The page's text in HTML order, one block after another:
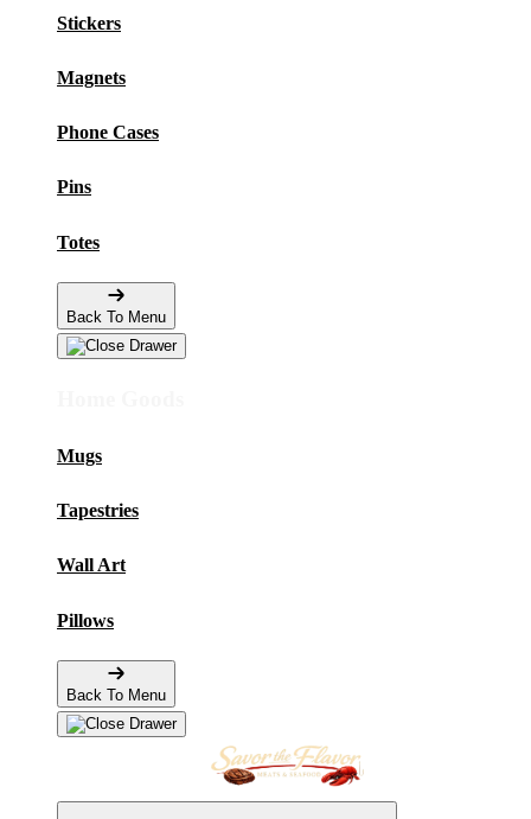
Stickers
Magnets
Phone Cases
Pins
Totes
Back To Menu
Mugs
Tapestries
Wall Art
Pillows
Back To Menu